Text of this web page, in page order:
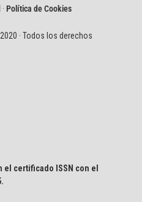
·Política de Cookies
· Todos los derechos
certificado ISSN con el